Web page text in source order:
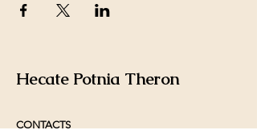
Hecate Potnia Theron
CONTACTS